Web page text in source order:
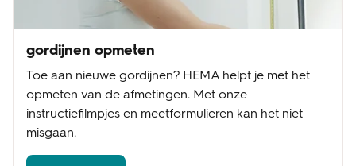
gordijnen opmeten
Toe aan nieuwe gordijnen? HEMA helpt je met het
opmeten van de afmetingen. Met onze
instructiefilmpjes en meetformulieren kan het niet
misgaan.